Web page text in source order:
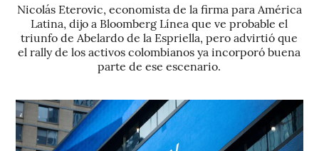
Nicolás Eterovic, economista de la firma para América
Latina, dijo a Bloomberg Línea que ve probable el
triunfo de Abelardo de la Espriella, pero advirtió que
el rally de los activos colombianos ya incorporó buena
parte de ese escenario.